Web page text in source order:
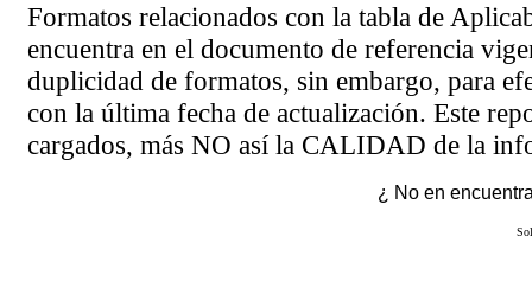
Formatos relacionados con la tabla de
encuentra en el documento de referencia
duplicidad de formatos, sin embargo, para
con la última fecha de actualización. Este
cargados, más NO así la CALIDAD de la
¿ No en